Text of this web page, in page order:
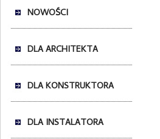
NOWOŚCI
DLA ARCHITEKTA
DLA KONSTRUKTORA
DLA INSTALATORA